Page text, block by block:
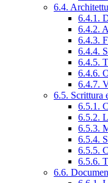
6.4.
6.4.1.
6.4.2.
6.4.3.
6.4.4.
6.4.5.
6.4.6.
6.4.7.
6.5. Scrittura
6.5.1.
6.5.2.
6.5.3.
6.5.4.
6.5.5.
6.5.6.
6.6.